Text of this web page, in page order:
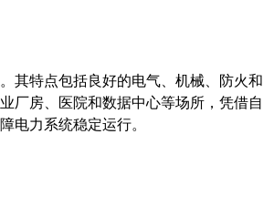
其特点包括良好的电气、机械、防火和
厂房、医院和数据中心等场所，凭借自
电力系统稳定运行。